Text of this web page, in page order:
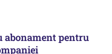
abonament pentru